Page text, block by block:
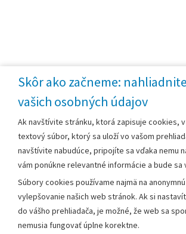
Skôr ako začneme:
vašich osobných údajov
Ak navštívite stránku, ktorá zapisuje cookies,
textový súbor, ktorý sa uloží vo vašom
navštívite nabudúce, pripojíte sa vďaka nemu
vám ponúkne relevantné informácie a bude
Súbory cookies používame najmä na
vylepšovanie našich web stránok. Ak si
do vášho prehliadača, je možné, že web sa
nemusia fungovať úplne korektne.